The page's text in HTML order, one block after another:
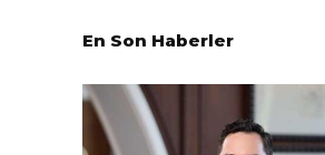
En Son Haberler